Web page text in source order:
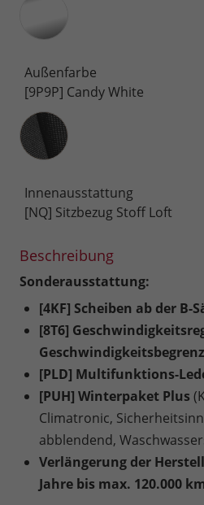
Außenfarbe
[9P9P] Candy White
Innenausstattung
Innenausstattung
[NQ] Sitzbezug Stoff Loft
Beschreibung
Sonderausstattung:
[4KF] Scheiben ab der B-
[8T6]
[PLD] Multifunktions-
[PUH] Winterpaket Plus
Climatronic,
abblendend,
Verlängerung der
Jahre bis max. 120.000